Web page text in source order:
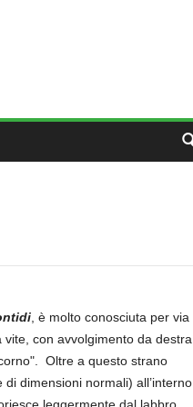
, è molto conosciuta per via
con avvolgimento da destra
Oltre a questo strano
dimensioni normali) all’interno